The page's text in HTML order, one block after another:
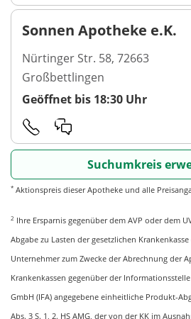
Sonnen Apotheke e.K.
Nürtinger Str. 58, 72663
Großbettlingen
Geöffnet bis 18:30 Uhr
Suchumkreis
* Aktionspreis dieser Apotheke und alle
2 Ihre Ersparnis gegenüber dem AVP oder dem
Abgabe zu Lasten der gesetzlichen
Unternehmer zum Zwecke der Abrechnung der
Krankenkassen gegenüber der
GmbH (IFA) angegebene einheitliche Produkt-
Abs. 3 S. 1, 2. HS AMG, der von der KK im